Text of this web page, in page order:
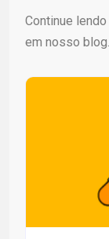
Continue
em nosso blog.